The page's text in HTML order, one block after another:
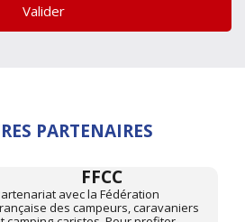
Valider
PARTENAIRES
FFCC
avec la Fédération
des campeurs, caravaniers